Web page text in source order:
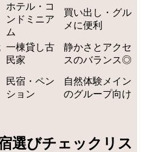
ホテル・コ
ンドミニア
ム
買い出し・グル
メに便利
一棟貸し古
民家
静かさとアクセ
スのバランス◎
民宿・ペン
ション
自然体験メイン
のグループ向け
選びチェックリス